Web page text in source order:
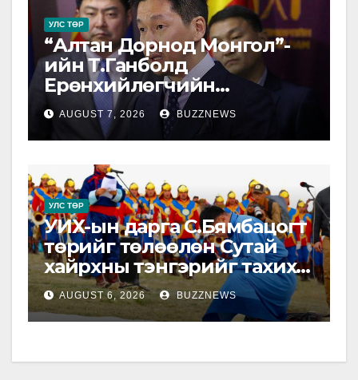
УЛС ТӨР
“Алтан Дорнод Монгол”-
ийн Т.Ганболд
Ерөнхийлөгчийн
сонгуульд нэр дэвшихээ
илэрхийлэв.
AUGUST 7, 2026 BUZZNEWS
УЛС ТӨР
УИХ-ын дарга С.Бямбацогт
төрийг төлөөлөн Сутай
хайрхны тэнгэрийг тахих
төрийн тахилгад
оролцлоо
AUGUST 6, 2026 BUZZNEWS